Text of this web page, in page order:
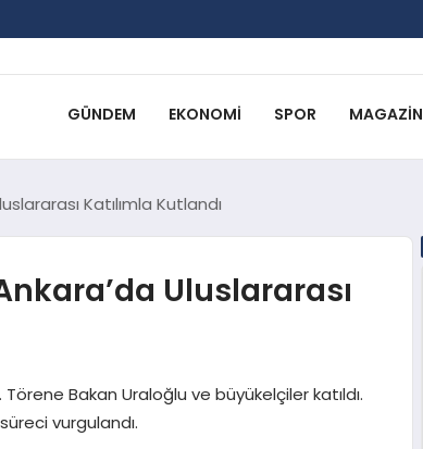
GÜNDEM EKONOMI SPOR MAGAZIN
Katılımla Kutlandı
Uluslararası
Törene Bakan Uraloğlu ve büyükelçiler katıldı.
vurgulandı.